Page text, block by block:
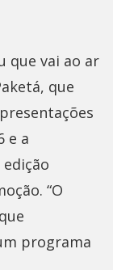
que vai ao ar
que
e a
“O
programa